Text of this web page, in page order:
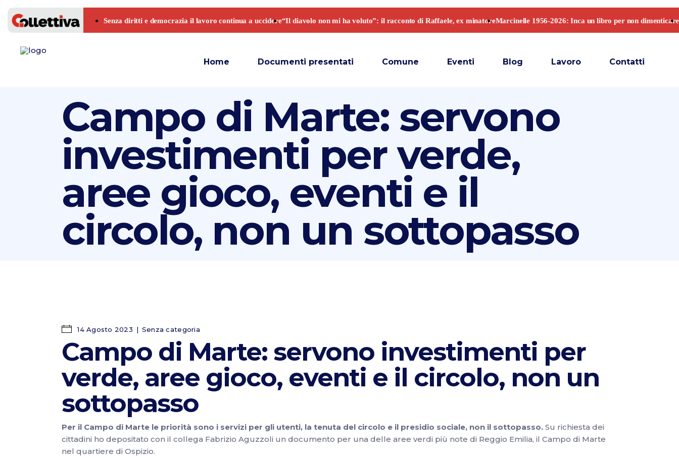
Home Documenti presentati Comune Eventi Blog Lavoro Contatti
Campo di Marte: servono
investimenti per verde,
aree gioco, eventi e il
circolo, non un sottopasso
14 Agosto 2023 Senza categoria
Campo di Marte: servono investimenti per
verde, aree gioco, eventi e il circolo, non un
sottopasso
Per il Campo di Marte le priorità sono i servizi per gli utenti, la tenuta del circolo e il presidio sociale, non il sottopasso. Su richiesta dei
cittadini ho depositato con il collega Fabrizio Aguzzoli un documento per una delle aree verdi più note di Reggio Emilia, il Campo di Marte
nel quartiere di Ospizio.